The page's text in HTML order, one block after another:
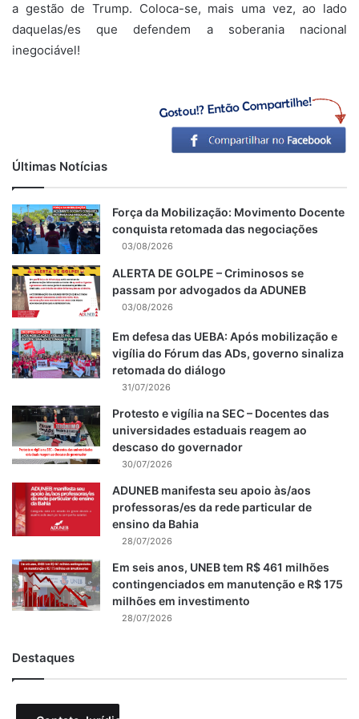
a gestão de Trump. Coloca-se, mais uma vez, ao lado
daquelas/es que defendem a soberania nacional
inegociável!
Últimas Notícias
Força da Mobilização: Movimento Docente
conquista retomada das negociações
03/08/2026
ALERTA DE GOLPE – Criminosos se
passam por advogados da ADUNEB
03/08/2026
Em defesa das UEBA: Após mobilização e
vigília do Fórum das ADs, governo sinaliza
retomada do diálogo
31/07/2026
Protesto e vigília na SEC – Docentes das
universidades estaduais reagem ao
descaso do governador
30/07/2026
ADUNEB manifesta seu apoio às/aos
professoras/es da rede particular de
ensino da Bahia
28/07/2026
Em seis anos, UNEB tem R$ 461 milhões
contingenciados em manutenção e R$ 175
milhões em investimento
28/07/2026
Destaques